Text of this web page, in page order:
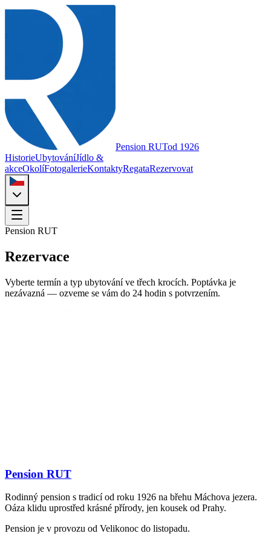
Pension RUTod 1926
HistorieUbytováníJídlo &
akceOkolíFotogalerieKontaktyRegataRezervovat
Pension RUT
Rezervace
Vyberte termín a typ ubytování ve třech krocích. Poptávka je
nezávazná — ozveme se vám do 24 hodin s potvrzením.
Pension RUT
Rodinný pension s tradicí od roku 1926 na břehu Máchova jezera.
Oáza klidu uprostřed krásné přírody, jen kousek od Prahy.
Pension je v provozu od Velikonoc do listopadu.